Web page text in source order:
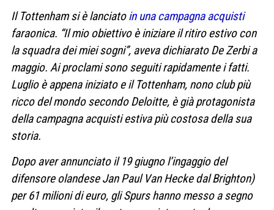
Il Tottenham si è lanciatoin una campagna acquisti
faraonica. “Il mio obiettivo è iniziare il ritiro estivo con
la squadra dei miei sogni”, aveva dichiarato De Zerbi a
maggio. Ai proclami sono seguiti rapidamente i fatti.
Luglio è appena iniziato e il Tottenham, nono club più
ricco del mondo secondo Deloitte, è già protagonista
della campagna acquisti estiva più costosa della sua
storia.
Dopo aver annunciato il 19 giugno l’ingaggio del
difensore olandese Jan Paul Van Hecke dal Brighton)
per 61 milioni di euro, gli Spurs hanno messo a segno